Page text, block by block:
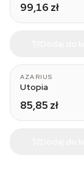
99,16 zł
AZARIUS
Utopia
85,85 zł